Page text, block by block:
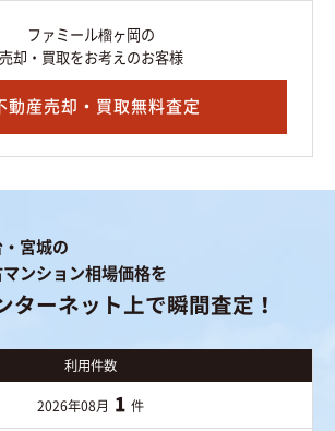
ファミール榴ヶ岡の
売却・買取をお考えのお客様
動産売却・買取無料査定
宮城の
ンション相場価格を
ターネット上で瞬間査定！
利用件数
2026年08月 1 件